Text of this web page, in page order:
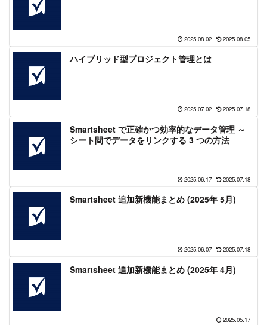
2025.08.02 2025.08.05
ハイブリッド型プロジェクト管理とは
2025.07.02 2025.07.18
Smartsheet で正確かつ効率的なデータ管理 ～
シート間でデータをリンクする 3 つの方法
2025.06.17 2025.07.18
Smartsheet 追加新機能まとめ (2025年 5月)
2025.06.07 2025.07.18
Smartsheet 追加新機能まとめ (2025年 4月)
2025.05.17